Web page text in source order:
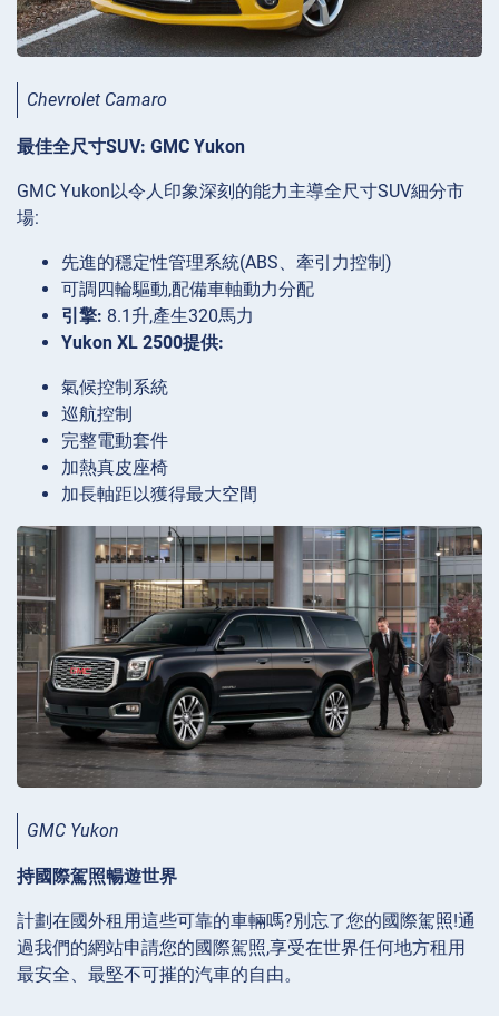
Chevrolet Camaro
最佳全尺寸SUV: GMC Yukon
GMC Yukon以令人印象深刻的能力主導全尺寸SUV細分市
場:
先進的穩定性管理系統(ABS、牽引力控制)
可調四輪驅動,配備車軸動力分配
引擎: 8.1升,產生320馬力
Yukon XL 2500提供:
氣候控制系統
巡航控制
完整電動套件
加熱真皮座椅
加長軸距以獲得最大空間
GMC Yukon
持國際駕照暢遊世界
計劃在國外租用這些可靠的車輛嗎?別忘了您的國際駕照!通
過我們的網站申請您的國際駕照,享受在世界任何地方租用
最安全、最堅不可摧的汽車的自由。